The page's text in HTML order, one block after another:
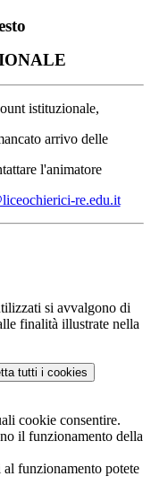
istituzionale,
arrivo delle
l'animatore
re.edu.it
si avvalgono di
finalità illustrate nella
tutti i cookies
cookie consentire.
il funzionamento della
al funzionamento potete